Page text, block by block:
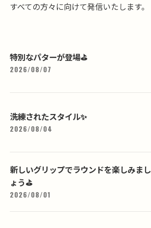
すべての方々に向けて発信いたします。
特別なパターが登場⛳️
2026/08/07
洗練されたスタイル✨
2026/08/04
新しいグリップでラウンドを楽しみまし
ょう⛳️
2026/08/01